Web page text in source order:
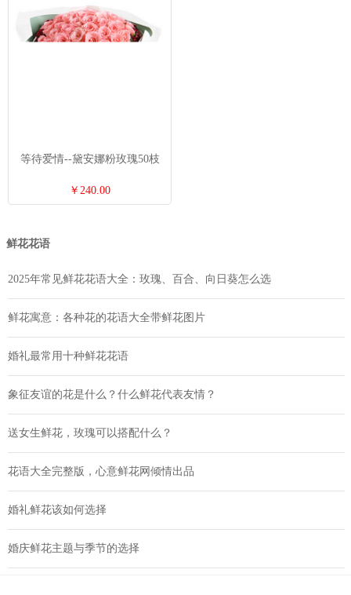
等待爱情--黛安娜粉玫瑰50枝
￥240.00
鲜花花语
2025年常见鲜花花语大全：玫瑰、百合、向日葵怎么选
鲜花寓意：各种花的花语大全带鲜花图片
婚礼最常用十种鲜花花语
象征友谊的花是什么？什么鲜花代表友情？
送女生鲜花，玫瑰可以搭配什么？
花语大全完整版，心意鲜花网倾情出品
婚礼鲜花该如何选择
婚庆鲜花主题与季节的选择